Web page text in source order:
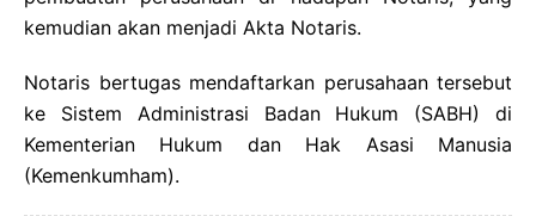
kemudian akan menjadi Akta Notaris.
Notaris bertugas mendaftarkan perusahaan tersebut
ke Sistem Administrasi Badan Hukum (SABH) di
Kementerian Hukum dan Hak Asasi Manusia
(Kemenkumham).